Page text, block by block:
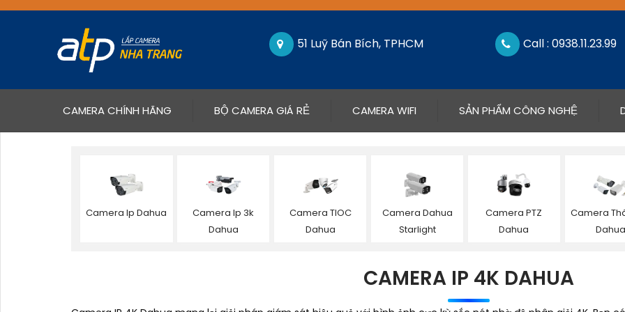
51 Luỹ Bán Bích, TPHCM Call : 0938.11.23.99
CAMERA CHÍNH HÃNG(CURRENT)BỘ CAMERA GIÁ RẺ CAMERA WIFI SẢN PHẨM CÔNG NGHỆ
Camera Ip Dahua
Camera Ip 3k
Dahua
Camera TIOC
Dahua
Camera Dahua
Starlight
Camera PTZ
Dahua
Camera
CAMERA IP 4K DAHUA